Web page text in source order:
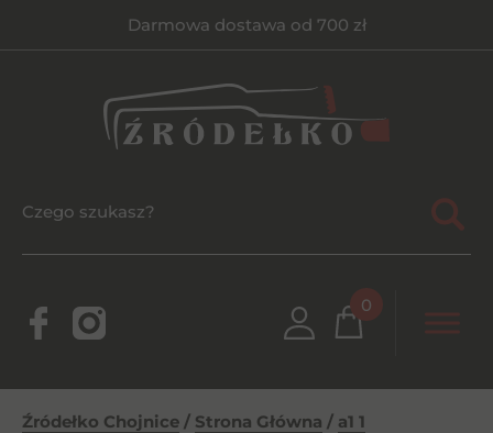
Darmowa dostawa od 700 zł
0
Źródełko Chojnice / Strona Główna / a1 1